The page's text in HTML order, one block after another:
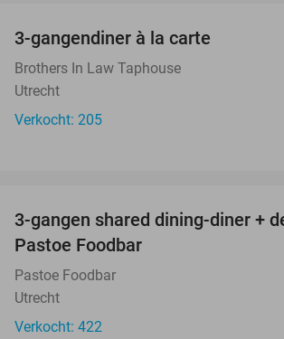
3-gangendiner à la carte
Brothers In Law Taphouse
Utrecht
Verkocht: 205
3-gangen shared dining-diner +
Pastoe Foodbar
Pastoe Foodbar
Utrecht
Verkocht: 422